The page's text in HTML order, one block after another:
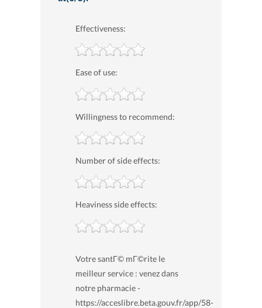
Effectiveness:
Ease of use:
Willingness to recommend:
Number of side effects:
Heaviness side effects:
Votre santГ© mГ©rite le
meilleur service : venez dans
notre pharmacie -
https://acceslibre.beta.gouv.fr/app/58-